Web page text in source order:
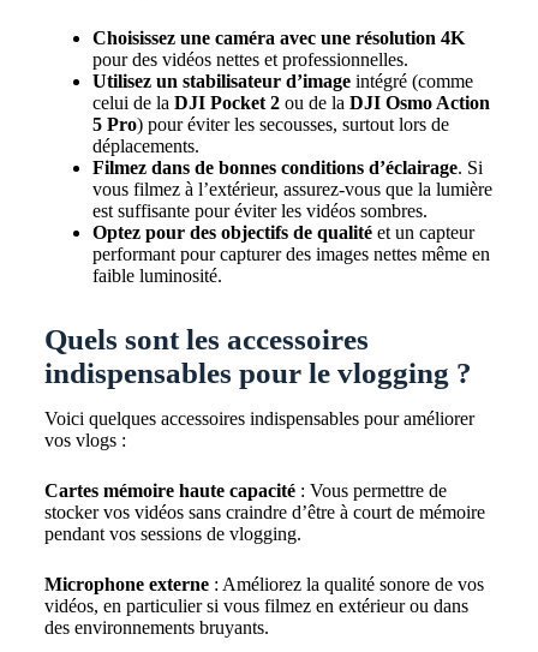
Choisissez une caméra avec une résolution 4K
pour des vidéos nettes et professionnelles.
Utilisez un stabilisateur d’imageintégré (comme
celui de la DJI Pocket 2ou de la DJI Osmo Action
5 Pro) pour éviter les secousses, surtout lors de
déplacements.
Filmez dans de bonnes conditions d’éclairage. Si
vous filmez à l’extérieur, assurez-vous que la lumière
est suffisante pour éviter les vidéos sombres.
Optez pour des objectifs de qualitéet un capteur
performant pour capturer des images nettes même en
faible luminosité.
Quels sont les accessoires
indispensables pour le vlogging ?
Voici quelques accessoires indispensables pour améliorer
vos vlogs :
Cartes mémoire haute capacité: Vous permettre de
stocker vos vidéos sans craindre d’être à court de mémoire
pendant vos sessions de vlogging.
Microphone externe: Améliorez la qualité sonore de vos
vidéos, en particulier si vous filmez en extérieur ou dans
des environnements bruyants.